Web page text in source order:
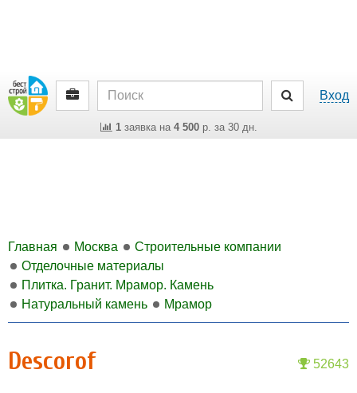
Вход
1заявка на 4 500р. за 30 дн.
Главная Москва
Строительные компании
Отделочные материалы
Плитка. Гранит. Мрамор. Камень
Натуральный камень
Мрамор
52643
Descorof